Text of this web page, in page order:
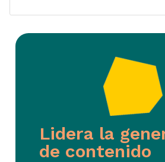
Lidera la
de contenido